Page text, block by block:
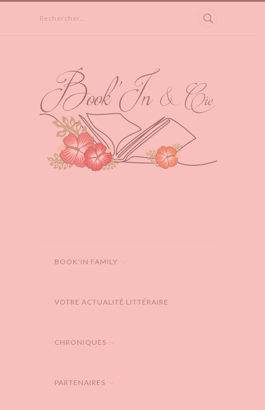
Rechercher...
BOOK'IN FAMILY
VOTRE ACTUALITÉ LITTÉRAIRE
CHRONIQUES
PARTENAIRES